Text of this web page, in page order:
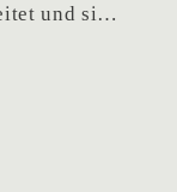
und sieht
ich den
die Kette
Team sich